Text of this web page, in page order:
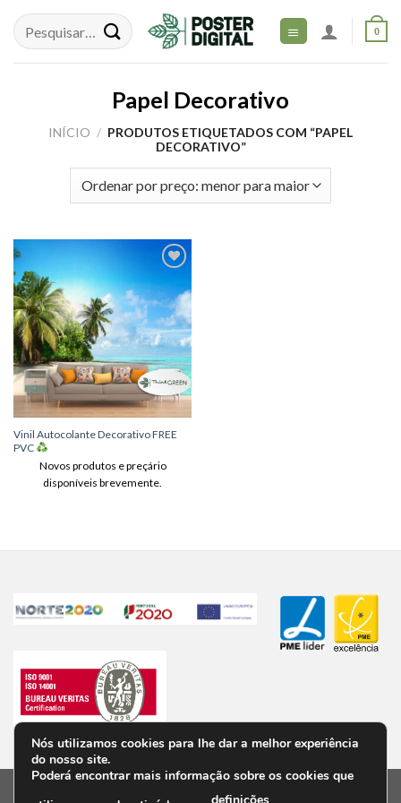
content
0
Papel Decorativo
INÍCIO / PRODUTOS ETIQUETADOS COM “PAPEL
DECORATIVO”
aos meus
desejos
Vinil Autocolante Decorativo FREE
PVC
Novos produtos e preçário
disponíveis brevemente.
Nós utilizamos cookies para lhe dar a melhor experiência
do nosso site.
Poderá encontrar mais informação sobre os cookies que
definições